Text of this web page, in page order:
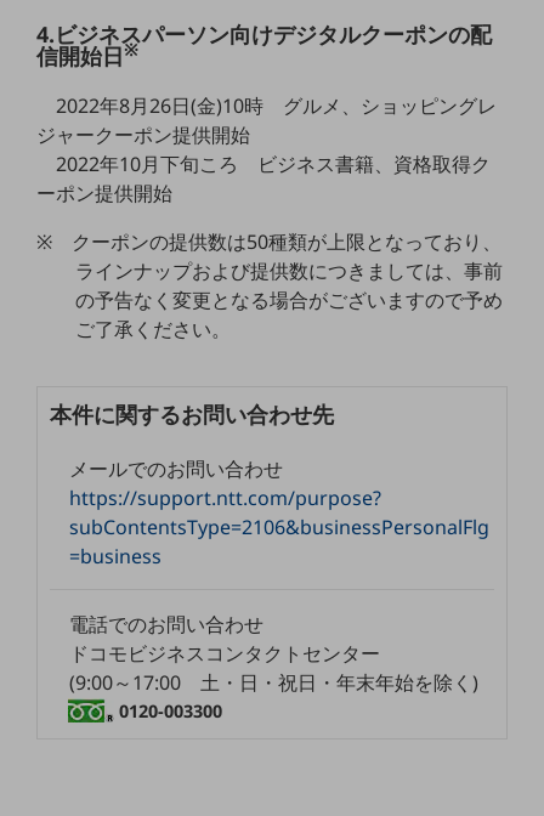
課題・ニーズで探す
課題・ニーズで探すTOP
コミュニケーション・情報共有
マーケティング
業務効率化
災害対策
職場環境整備
地域共創・地方創生
遠隔監視
顧客体験（CX）改善
自動化・省電化
人材不足解消
4.ビジネスパーソン向けデジタルクーポンの配
信開始日※
2022年8月26日(金)10時 グルメ、ショッピングレ
ジャークーポン提供開始
2022年10月下旬ころ ビジネス書籍、資格取得ク
ーポン提供開始
※ クーポンの提供数は50種類が上限となっており、
ラインナップおよび提供数につきましては、事前
の予告なく変更となる場合がございますので予め
ご了承ください。
本件に関するお問い合わせ先
メールでのお問い合わせ
https://support.ntt.com/purpose?
subContentsType=2106&businessPersonalFlg
=business
電話でのお問い合わせ
ドコモビジネスコンタクトセンター
(9:00～17:00 土・日・祝日・年末年始を除く)
0120-003300